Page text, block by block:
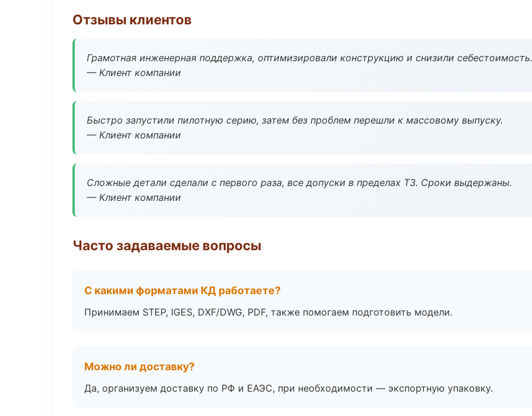
Отзывы клиентов
Грамотная инженерная поддержка, оптимизировали конструкцию и снизили себестоимость.
— Клиент компании
Быстро запустили пилотную серию, затем без проблем перешли к массовому выпуску.
— Клиент компании
Сложные детали сделали с первого раза, все допуски в пределах ТЗ. Сроки выдержаны.
— Клиент компании
Часто задаваемые вопросы
С какими форматами КД работаете?
Принимаем STEP, IGES, DXF/DWG, PDF, также помогаем подготовить модели.
Можно ли доставку?
Да, организуем доставку по РФ и ЕАЭС, при необходимости — экспортную упаковку.